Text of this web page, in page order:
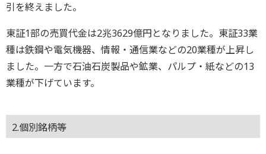
引を終えました。
東証1部の売買代金は2兆3629億円となりました。東証33業
種は鉄鋼や電気機器、情報・通信業などの20業種が上昇し
ました。一方で石油石炭製品や鉱業、パルプ・紙などの13
業種が下げています。
2.個別銘柄等